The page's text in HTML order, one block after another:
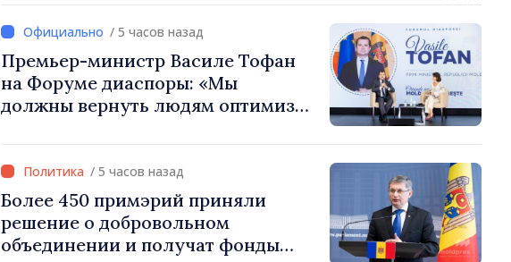
/ 5 часов назад
Премьер-министр Василе Тофан
на Форуме диаспоры: «Мы
должны вернуть людям оптимизм
правильном направлении»
/ 5 часов назад
Более 450 примэрий приняли
решение о добровольном
объединении и получат фонды